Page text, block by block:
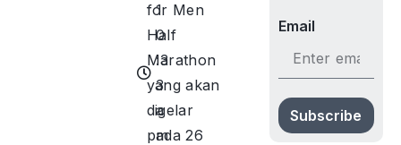
1
0
:3
3
a
m
for Men
Half
Marathon
yang akan
digelar
pada 26
Email
Subscribe